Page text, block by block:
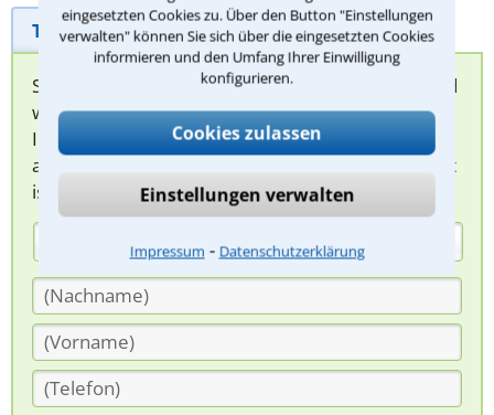
eingesetzten Cookies zu. Über den Button "Einstellungen
verwalten" können Sie sich über die eingesetzten Cookies
informieren und den Umfang Ihrer Einwilligung
konfigurieren.
Cookies zulassen
Einstellungen verwalten
Impressum ⁃ Datenschutzerklärung
Telefonhilfe Beratungsanfrage
Sie können hier Ihren Fall schildern. Anschließend
werden sich spezialisierte Rechtsanwälte bei
Ihnen melden, um das weitere Vorgehen
abzuklären. Die Rückmeldung durch einen Anwalt
ist für Sie kostenlos.